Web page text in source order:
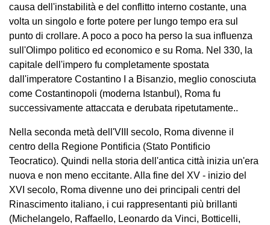
causa dell'instabilità e del conflitto interno costante, una
volta un singolo e forte potere per lungo tempo era sul
punto di crollare. A poco a poco ha perso la sua influenza
sull'Olimpo politico ed economico e su Roma. Nel 330, la
capitale dell'impero fu completamente spostata
dall'imperatore Costantino I a Bisanzio, meglio conosciuta
come Costantinopoli (moderna Istanbul), Roma fu
successivamente attaccata e derubata ripetutamente..
Nella seconda metà dell'VIII secolo, Roma divenne il
centro della Regione Pontificia (Stato Pontificio
Teocratico). Quindi nella storia dell'antica città inizia un'era
nuova e non meno eccitante. Alla fine del XV - inizio del
XVI secolo, Roma divenne uno dei principali centri del
Rinascimento italiano, i cui rappresentanti più brillanti
(Michelangelo, Raffaello, Leonardo da Vinci, Botticelli,